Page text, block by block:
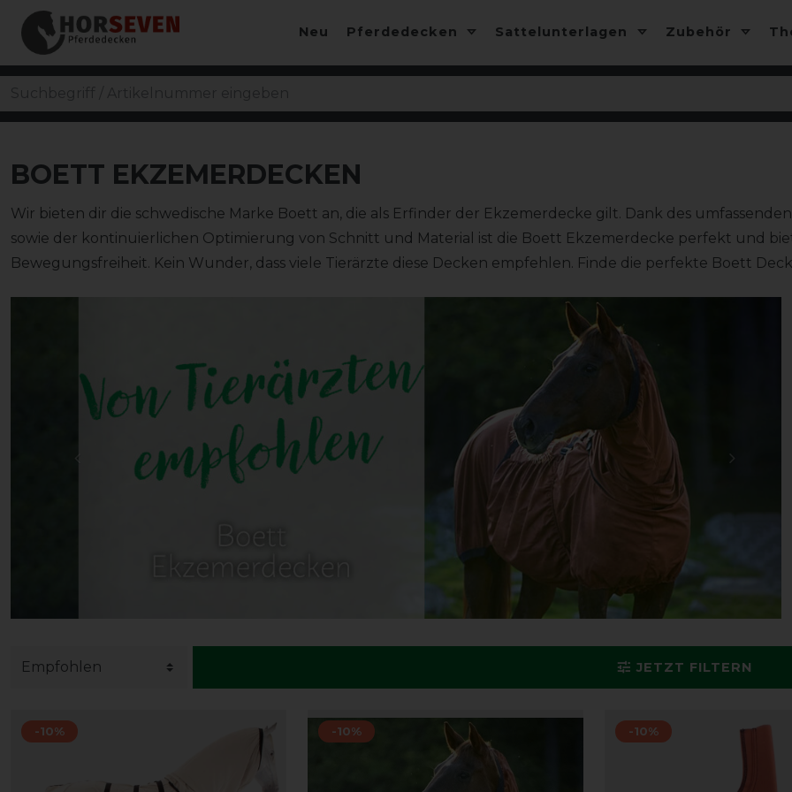
Neu Pferdedecken Sattelunterlagen Zubehör
BOETT EKZEMERDECKEN
Wir bieten dir die schwedische Marke Boett an, die als Erfinder der Ekzemerdecke gilt. Dank des
sowie der kontinuierlichen Optimierung von Schnitt und Material ist die Boett Ekzemerdecke perfekt und
Bewegungsfreiheit. Kein Wunder, dass viele Tierärzte diese Decken empfehlen. Finde die perfekte Boett
JETZT FILTERN
-10% -10% -10%